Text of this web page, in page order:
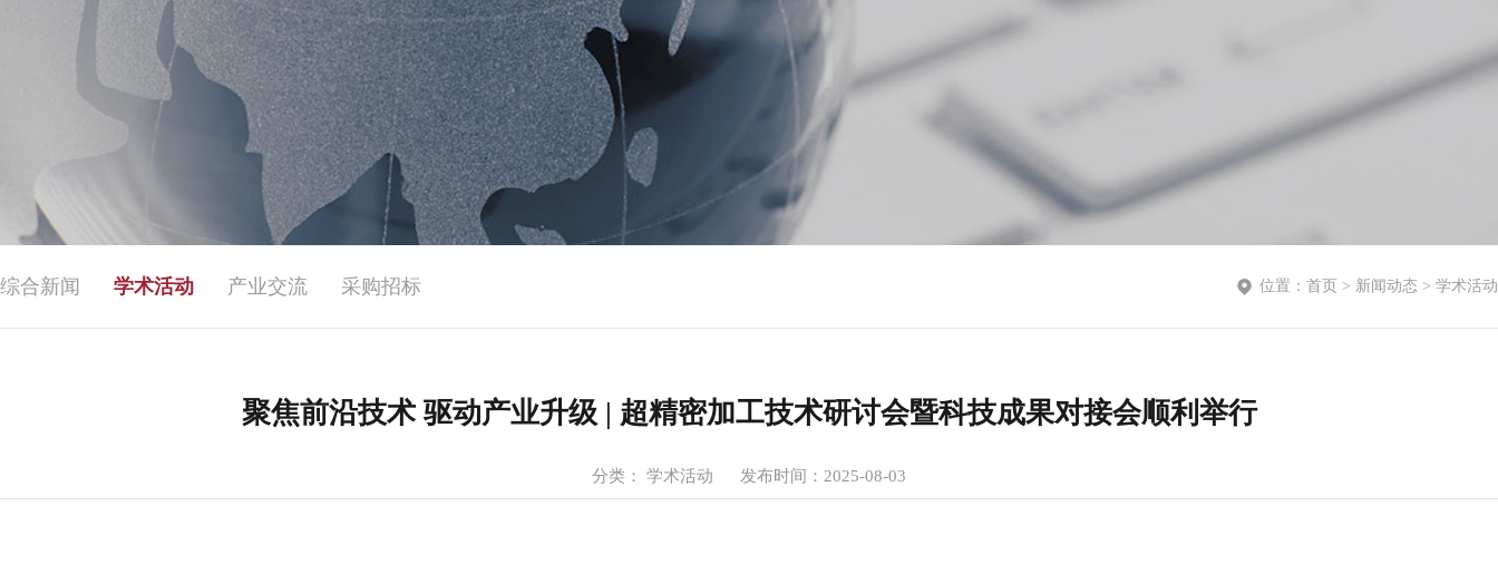
综合新闻 学术活动 产业交流 采购招标 位置： 首页 > 新闻动态 > 学术活动
聚焦前沿技术 驱动产业升级 | 超精密加工技术研讨会暨科技成果对接会顺利举行
分类： 学术活动 发布时间：2025-08-03